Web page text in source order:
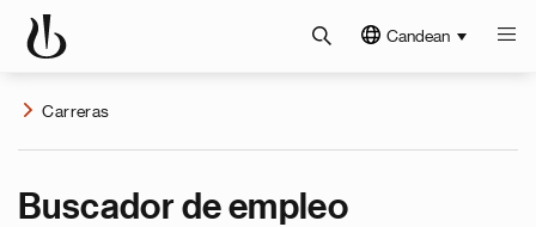
Candean
Carreras
Buscador de empleo